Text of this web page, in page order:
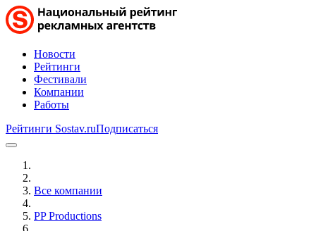
Новости
Рейтинги
Фестивали
Компании
Работы
Рейтинги Sostav.ruПодписаться
Все компании
PP Productions